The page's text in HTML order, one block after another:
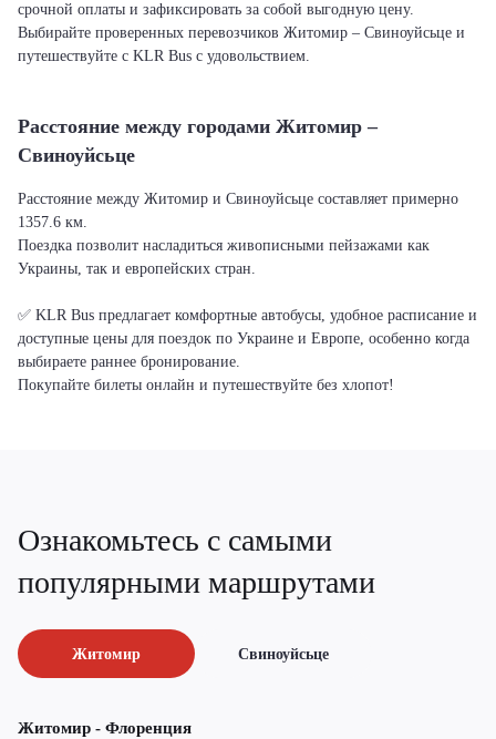
срочной оплаты и зафиксировать за собой выгодную цену.
Выбирайте проверенных перевозчиков Житомир – Свиноуйсьце и
путешествуйте с KLR Bus с удовольствием.
Расстояние между городами Житомир –
Свиноуйсьце
Расстояние между Житомир и Свиноуйсьце составляет примерно
1357.6 км.
Поездка позволит насладиться живописными пейзажами как
Украины, так и европейских стран.
✅ KLR Bus предлагает комфортные автобусы, удобное расписание и
доступные цены для поездок по Украине и Европе, особенно когда
выбираете раннее бронирование.
Покупайте билеты онлайн и путешествуйте без хлопот!
Ознакомьтесь с самыми
популярными маршрутами
Житомир Свиноуйсьце
Житомир - Флоренция